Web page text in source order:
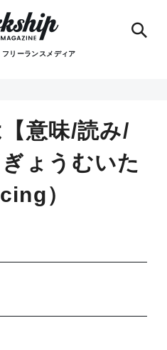
フリーランスメディア
意味/読み/
ょうむいた
）